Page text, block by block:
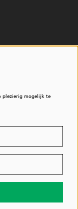
plezierig mogelijk te